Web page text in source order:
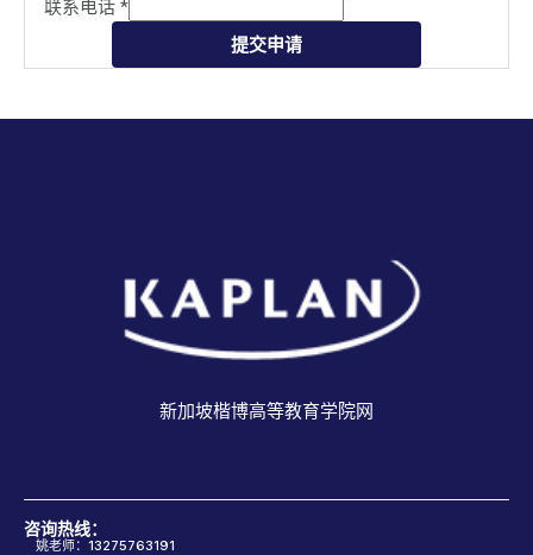
联系电话 *
提交申请
新加坡楷博高等教育学院网
咨询热线：
姚老师：13275763191